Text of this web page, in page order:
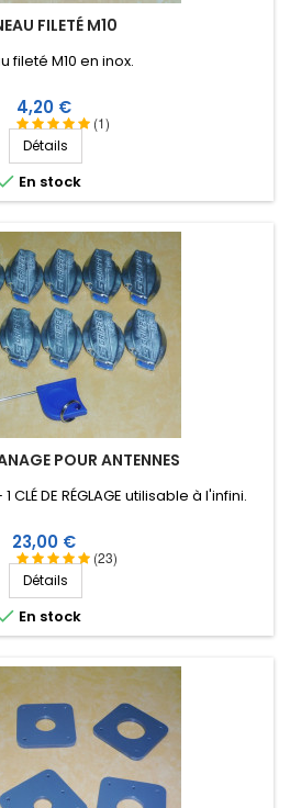
FILETÉ M10
(1)
fileté M10 en inox.
Prix
4,20 €
Détails
En stock
POUR ANTENNES
(23)
CLÉ DE RÉGLAGE utilisable à l'infini.
Prix
23,00 €
Détails
En stock